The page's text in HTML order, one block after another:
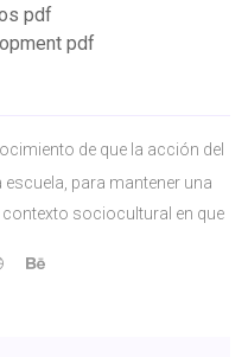
pdf
pdf
de que la acción del
para mantener una
sociocultural en que